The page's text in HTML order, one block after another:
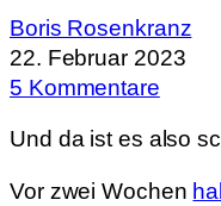
Boris Rosenkranz
22. Februar 2023
5 Kommentare
Und da ist es also
Vor zwei Wochen